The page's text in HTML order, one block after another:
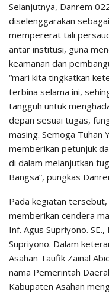
Selanjutnya, Danrem
diselenggarakan
mempererat tali
antar institusi, guna
keamanan dan
“mari kita tingkatkan
terbina selama ini,
tangguh untuk
depan sesuai tugas,
masing. Semoga Tuhan
memberikan petunjuk
di dalam melanjutkan
Bangsa”, pungkas
Pada kegiatan
memberikan cendera
Inf. Agus Supriyono.
Supriyono. Dalam
Asahan Taufik Zainal
nama Pemerintah
Kabupaten Asahan